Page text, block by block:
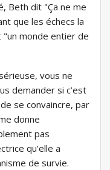
Beth dit "Ça ne me
que les échecs la
"un monde entier de
vous ne
demander si c’est
se convaincre, par
donne
pas
qu’elle a
de survie.